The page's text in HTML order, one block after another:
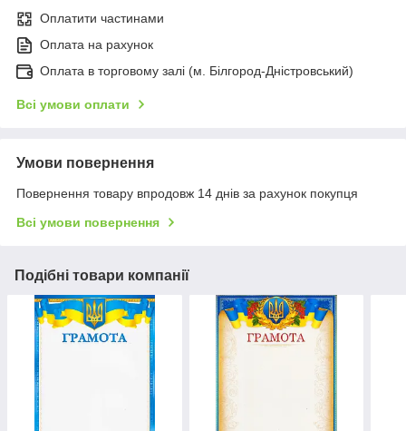
Оплатити частинами
Оплата на рахунок
Оплата в торговому залі (м. Білгород-Дністровський)
Всі умови оплати
Умови повернення
Повернення товару впродовж 14 днів за рахунок покупця
Всі умови повернення
Подібні товари компанії